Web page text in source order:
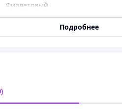
Фиолетовый
3 см
Свечи для торта
Огонь всегда играл в жизни
Подробнее